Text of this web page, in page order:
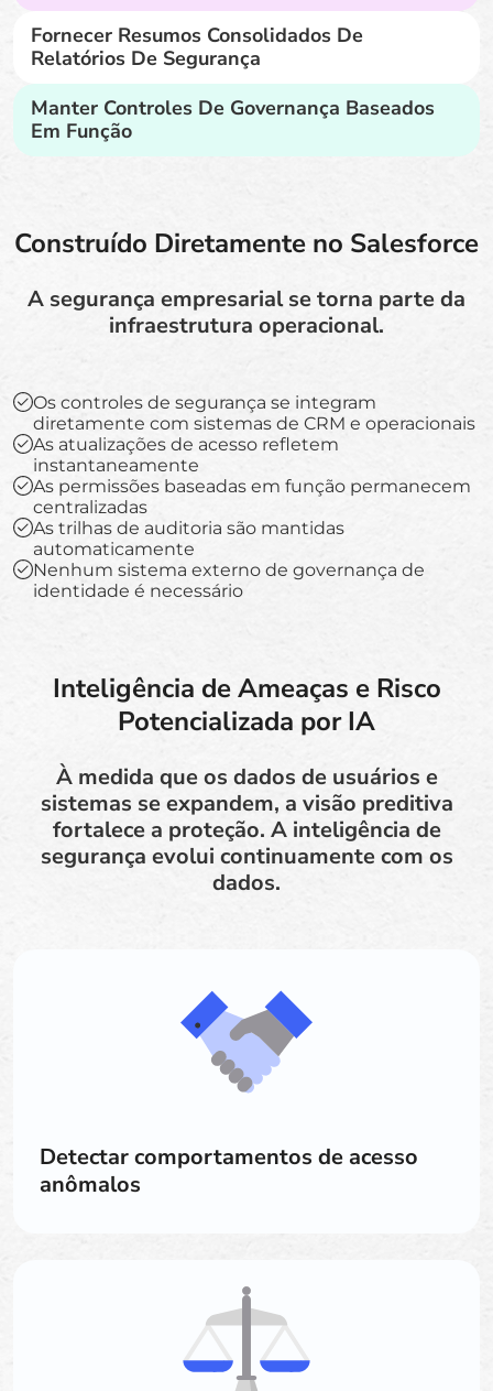
Fornecer Resumos Consolidados De
Relatórios De Segurança
Manter Controles De Governança Baseados
Em Função
Construído Diretamente no Salesforce
A segurança empresarial se torna parte da
infraestrutura operacional.
Os controles de segurança se integram
diretamente com sistemas de CRM e operacionais
As atualizações de acesso refletem
instantaneamente
As permissões baseadas em função permanecem
centralizadas
As trilhas de auditoria são mantidas
automaticamente
Nenhum sistema externo de governança de
identidade é necessário
Inteligência de Ameaças e Risco
Potencializada por IA
À medida que os dados de usuários e
sistemas se expandem, a visão preditiva
fortalece a proteção. A inteligência de
segurança evolui continuamente com os
dados.
Detectar comportamentos de acesso
anômalos